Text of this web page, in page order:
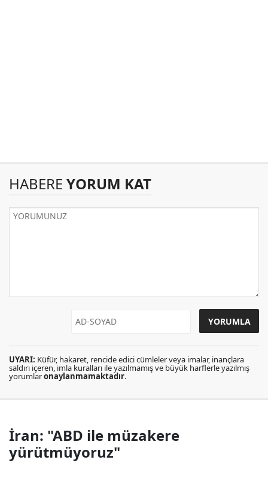
HABERE YORUM KAT
UYARI: Küfür, hakaret, rencide edici cümleler veya imalar, inançlara
saldırı içeren, imla kuralları ile yazılmamış ve büyük harflerle yazılmış
yorumlaronaylanmamaktadır.
İran: "ABD ile müzakere
yürütmüyoruz"